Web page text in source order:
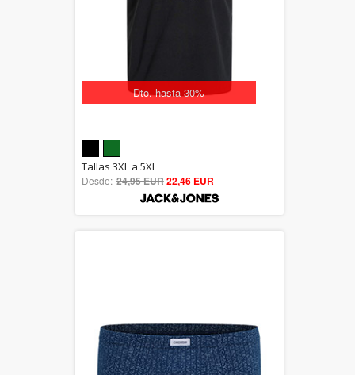
Dto. hasta 30%
5.00
out of 5
Tallas 3XL a 5XL
Desde: 24,95 EUR22,46 EUR